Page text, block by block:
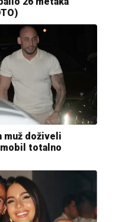
muž doživeli
totalno